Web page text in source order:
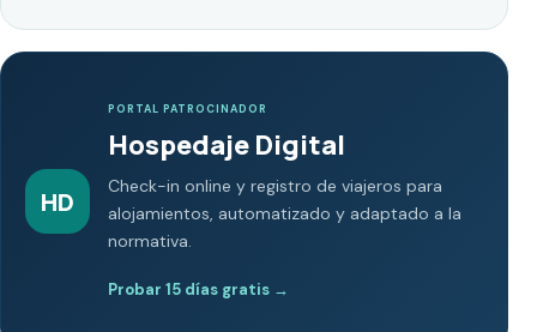
HD
PORTAL PATROCINADOR
Hospedaje Digital
Check-in online y registro de viajeros para
alojamientos, automatizado y adaptado a la
normativa.
Probar 15 días gratis →